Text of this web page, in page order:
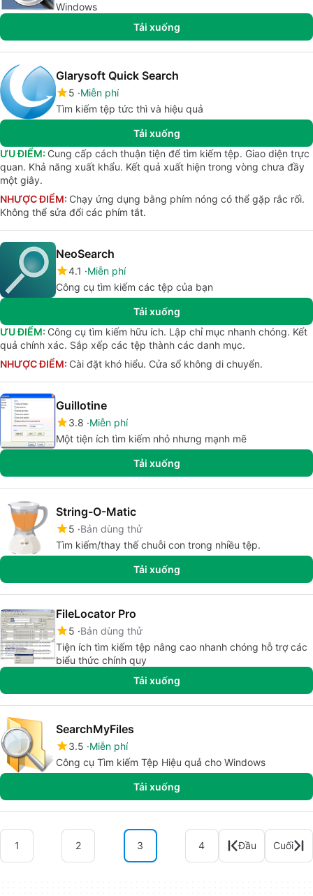
Windows
Tải xuống
Glarysoft Quick Search
5 Miễn phí
Tìm kiếm tệp tức thì và hiệu quả
Tải xuống
ƯU ĐIỂM: Cung cấp cách thuận tiện để tìm kiếm tệp. Giao diện trực
quan. Khả năng xuất khẩu. Kết quả xuất hiện trong vòng chưa đầy
một giây.
NHƯỢC ĐIỂM: Chạy ứng dụng bằng phím nóng có thể gặp rắc rối.
Không thể sửa đổi các phím tắt.
NeoSearch
4.1
Miễn phí
Công cụ tìm kiếm các tệp của bạn
Tải xuống
ƯU ĐIỂM: Công cụ tìm kiếm hữu ích. Lập chỉ mục nhanh chóng. Kết
quả chính xác. Sắp xếp các tệp thành các danh mục.
NHƯỢC ĐIỂM: Cài đặt khó hiểu. Cửa sổ không di chuyển.
Guillotine
3.8 Miễn phí
Một tiện ích tìm kiếm nhỏ nhưng mạnh mẽ
Tải xuống
String-O-Matic
5 Bản dùng thử
Tìm kiếm/thay thế chuỗi con trong nhiều tệp.
Tải xuống
FileLocator Pro
5 Bản dùng thử
Tiện ích tìm kiếm tệp nâng cao nhanh chóng hỗ trợ các
biểu thức chính quy
Tải xuống
SearchMyFiles
3.5 Miễn phí
Công cụ Tìm kiếm Tệp Hiệu quả cho Windows
Tải xuống
1 2 3 4 Đầu Cuối